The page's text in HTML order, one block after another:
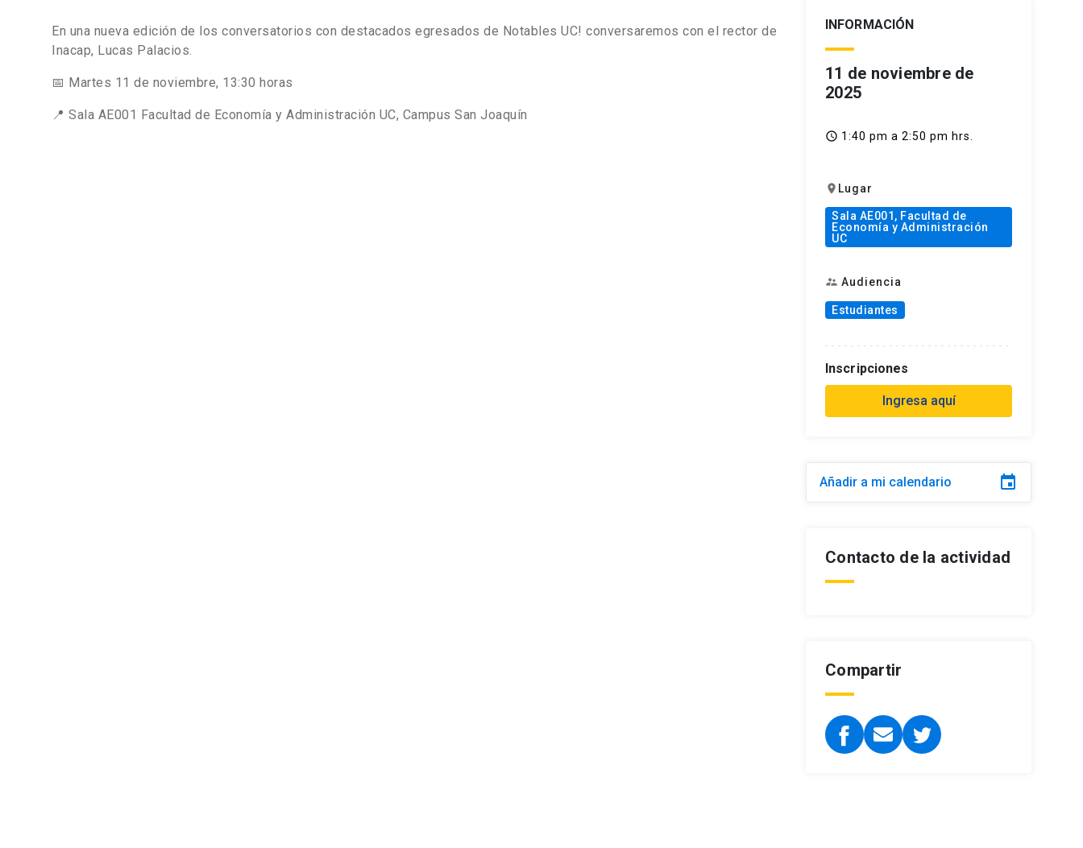
En una nueva edición de los conversatorios con destacados egresados de Notables UC! conversaremos con el rector de
Inacap, Lucas Palacios.
📅 Martes 11 de noviembre, 13:30 horas
📍 Sala AE001 Facultad de Economía y Administración UC, Campus San Joaquín
INFORMACIÓN
11 de noviembre de
2025
access_time 1:40 pm a 2:50 pm hrs.
location_on Lugar
Sala AE001, Facultad de
Economía y Administración
UC
supervisor_account Audiencia
Estudiantes
Inscripciones
Ingresa aquí
Añadir a mi calendario event
Contacto de la actividad
Compartir